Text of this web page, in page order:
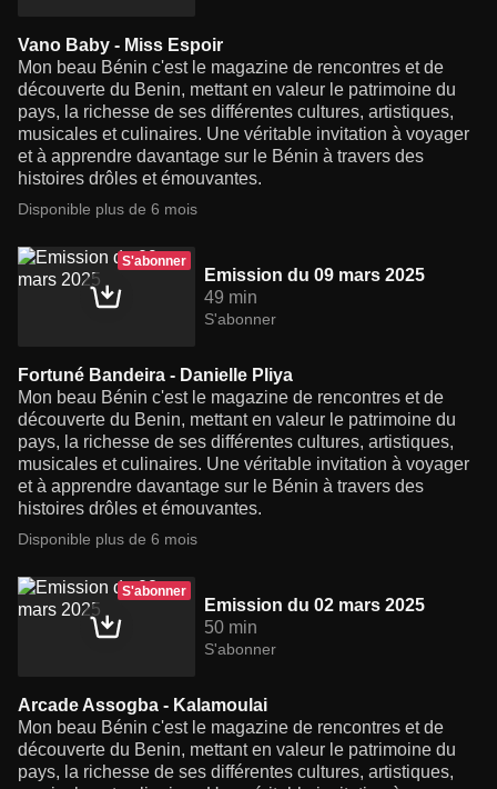
Vano Baby - Miss Espoir
Mon beau Bénin c'est le magazine de rencontres et de
découverte du Benin, mettant en valeur le patrimoine du
pays, la richesse de ses différentes cultures, artistiques,
musicales et culinaires. Une véritable invitation à voyager
et à apprendre davantage sur le Bénin à travers des
histoires drôles et émouvantes.
Disponible plus de 6 mois
S'abonner
Emission du 09 mars 2025
49 min
S'abonner
Fortuné Bandeira - Danielle Pliya
Mon beau Bénin c'est le magazine de rencontres et de
découverte du Benin, mettant en valeur le patrimoine du
pays, la richesse de ses différentes cultures, artistiques,
musicales et culinaires. Une véritable invitation à voyager
et à apprendre davantage sur le Bénin à travers des
histoires drôles et émouvantes.
Disponible plus de 6 mois
S'abonner
Emission du 02 mars 2025
50 min
S'abonner
Arcade Assogba - Kalamoulai
Mon beau Bénin c'est le magazine de rencontres et de
découverte du Benin, mettant en valeur le patrimoine du
pays, la richesse de ses différentes cultures, artistiques,